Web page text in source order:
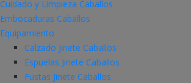
Cuidado y Limpieza Caballos
Embocaduras Caballos
Equipamiento
Calzado Jinete Caballos
Espuelas Jinete Caballos
Fustas Jinete Caballos